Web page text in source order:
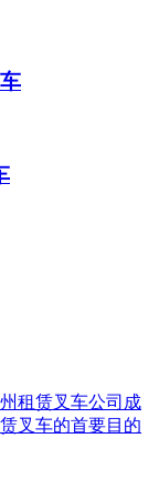
租赁叉车公司成
叉车的首要目的